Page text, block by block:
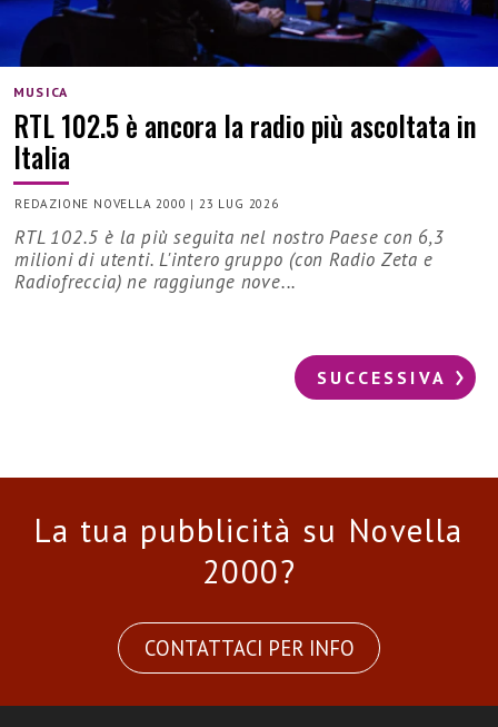
MUSICA
RTL 102.5 è ancora la radio più ascoltata in
Italia
REDAZIONE NOVELLA 2000 |23 LUG 2026
RTL 102.5 è la più seguita nel nostro Paese con 6,3
milioni di utenti. L'intero gruppo (con Radio Zeta e
Radiofreccia) ne raggiunge nove...
SUCCESSIVA
La tua pubblicità su Novella
2000?
CONTATTACI PER INFO